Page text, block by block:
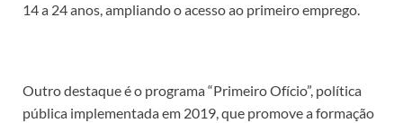
14 a 24 anos, ampliando o acesso ao primeiro emprego.
Outro destaque é o programa “Primeiro Ofício”, política
pública implementada em 2019, que promove a formação